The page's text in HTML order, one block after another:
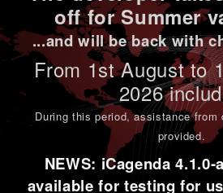
off for Summer
...and will be back with
From 1stAugust to
2026
During this period,assistance from
provided.
NEWS: iCagenda
available for testing for